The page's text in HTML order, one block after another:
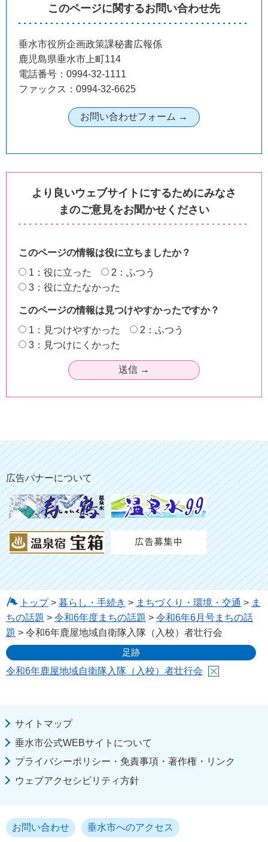
このページに関するお問い合わせ先
垂水市役所企画政策課秘書広報係
鹿児島県垂水市上町114
電話番号：0994-32-1111
ファックス：0994-32-6625
より良いウェブサイトにするためにみなさ
まのご意見をお聞かせください
このページの情報は役に立ちましたか？
1：役に立った
2：ふつう
3：役に立たなかった
このページの情報は見つけやすかったですか？
1：見つけやすかった
2：ふつう
3：見つけにくかった
広告バナーについて
トップ> 暮らし・手続き > まちづくり・環境・交通 > ま
ちの話題 > 令和6年度まちの話題 > 令和6年6月号まちの話
題 > 令和6年鹿屋地域自衛隊入隊（入校）者壮行会
足跡
令和6年鹿屋地域自衛隊入隊（入校）者壮行会
サイトマップ
垂水市公式WEBサイトについて
プライバシーポリシー・免責事項・著作権・リンク
ウェブアクセシビリティ方針
お問い合わせ 垂水市へのアクセス